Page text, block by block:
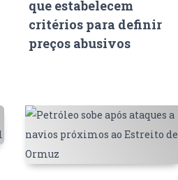
que estabelecem
critérios para definir
preços abusivos